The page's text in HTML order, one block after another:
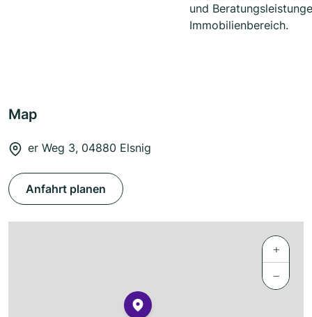
und
Immobilienbereich.
Map
er Weg 3, 04880 Elsnig
Anfahrt planen
+
−